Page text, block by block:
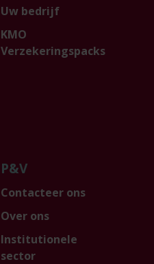
Uw bedrijf
KMO
Verzekeringspacks
P&V
Contacteer ons
Over ons
Institutionele
sector